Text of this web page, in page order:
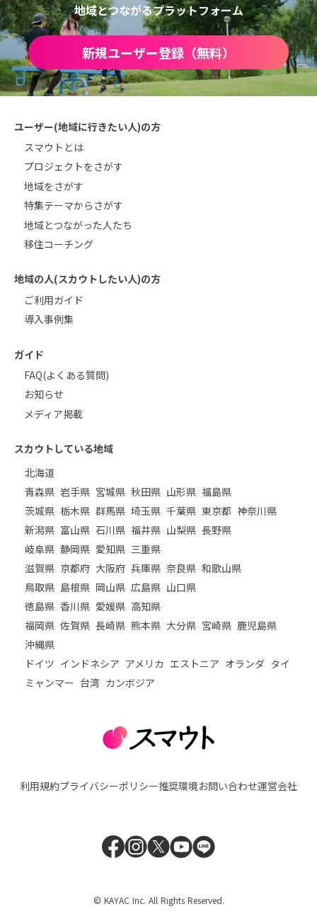
地域とつながるプラットフォーム
新規ユーザー登録（無料）
ユーザー(地域に行きたい人)の方
スマウトとは
プロジェクトをさがす
地域をさがす
特集テーマからさがす
地域とつながった人たち
移住コーチング
地域の人(スカウトしたい人)の方
ご利用ガイド
導入事例集
ガイド
FAQ(よくある質問)
お知らせ
メディア掲載
スカウトしている地域
北海道
青森県 岩手県 宮城県 秋田県 山形県 福島県
茨城県 栃木県 群馬県 埼玉県 千葉県 東京都 神奈川県
新潟県 富山県 石川県 福井県 山梨県 長野県
岐阜県 静岡県 愛知県 三重県
滋賀県 京都府 大阪府 兵庫県 奈良県 和歌山県
鳥取県 島根県 岡山県 広島県 山口県
徳島県 香川県 愛媛県 高知県
福岡県 佐賀県 長崎県 熊本県 大分県 宮崎県 鹿児島県
沖縄県
ドイツ インドネシア アメリカ エストニア オランダ タイ
ミャンマー 台湾 カンボジア
利用規約プライバシーポリシー推奨環境お問い合わせ運営会社
© KAYAC Inc. All Rights Reserved.